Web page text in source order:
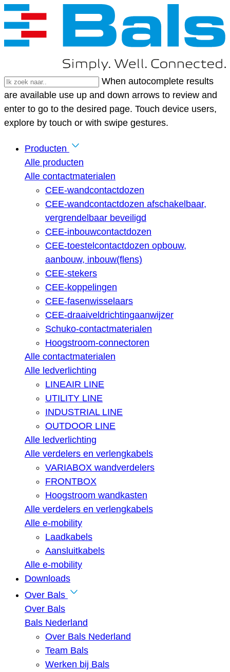
When autocomplete results
are available use up and down arrows to review and
enter to go to the desired page. Touch device users,
explore by touch or with swipe gestures.
Producten
Alle producten
Alle contactmaterialen
CEE-wandcontactdozen
CEE-wandcontactdozen afschakelbaar,
vergrendelbaar beveiligd
CEE-inbouwcontactdozen
CEE-toestelcontactdozen opbouw,
aanbouw, inbouw(flens)
CEE-stekers
CEE-koppelingen
CEE-fasenwisselaars
CEE-draaiveldrichtingaanwijzer
Schuko-contactmaterialen
Hoogstroom-connectoren
Alle contactmaterialen
Alle ledverlichting
LINEAIR LINE
UTILITY LINE
INDUSTRIAL LINE
OUTDOOR LINE
Alle ledverlichting
Alle verdelers en verlengkabels
VARIABOX wandverdelers
FRONTBOX
Hoogstroom wandkasten
Alle verdelers en verlengkabels
Alle e-mobility
Laadkabels
Aansluitkabels
Alle e-mobility
Downloads
Over Bals
Over Bals
Bals Nederland
Over Bals Nederland
Team Bals
Werken bij Bals